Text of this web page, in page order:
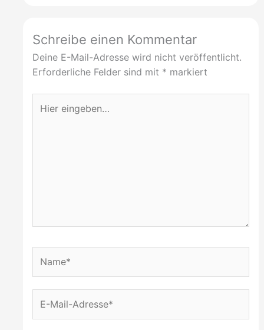
Schreibe einen Kommentar
Deine E-Mail-Adresse wird nicht veröffentlicht.
Erforderliche Felder sind mit * markiert
eingeben…
Mail-